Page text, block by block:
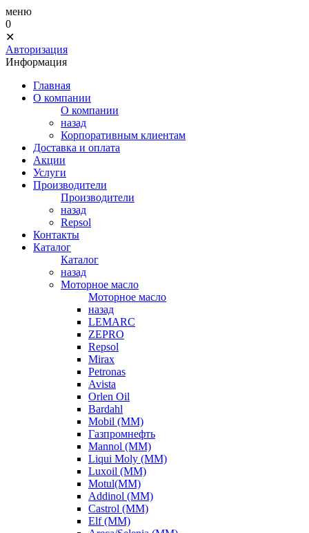
меню
0
✕
Авторизация
Информация
Главная
О компании
О компании
назад
Корпоративным клиентам
Доставка и оплата
Акции
Услуги
Производители
Производители
назад
Repsol
Контакты
Каталог
Каталог
назад
Моторное масло
Моторное масло
назад
LEMARC
ZEPRO
Repsol
Mirax
Petronas
Avista
Orlen Oil
Bardahl
Mobil (ММ)
Газпромнефть
Mannol (ММ)
Liqui Moly (ММ)
Luxoil (ММ)
Motul(ММ)
Addinol (ММ)
Castrol (ММ)
Elf (ММ)